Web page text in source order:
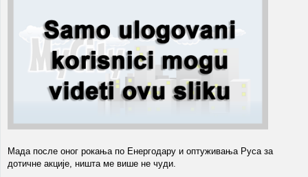
Мада после оног рокања по Енергодару и оптуживања Руса за
дотичне акције, ништа ме више не чуди.